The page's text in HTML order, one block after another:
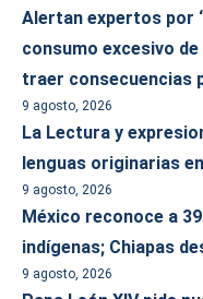
Alertan expertos por
consumo excesivo
traer consecuencias
9 agosto, 2026
La Lectura y
lenguas originarias
9 agosto, 2026
México reconoce a
indígenas; Chiapas
9 agosto, 2026